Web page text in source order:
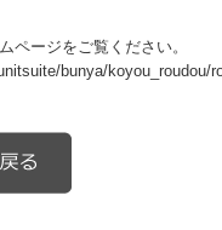
ページをご覧ください。
bunya/